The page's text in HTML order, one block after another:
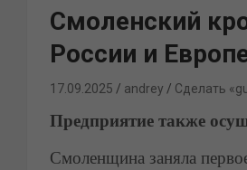
Смоленский
России и
17.09.2025 andrey Сделать
Предприятие также
Смоленщина заняла